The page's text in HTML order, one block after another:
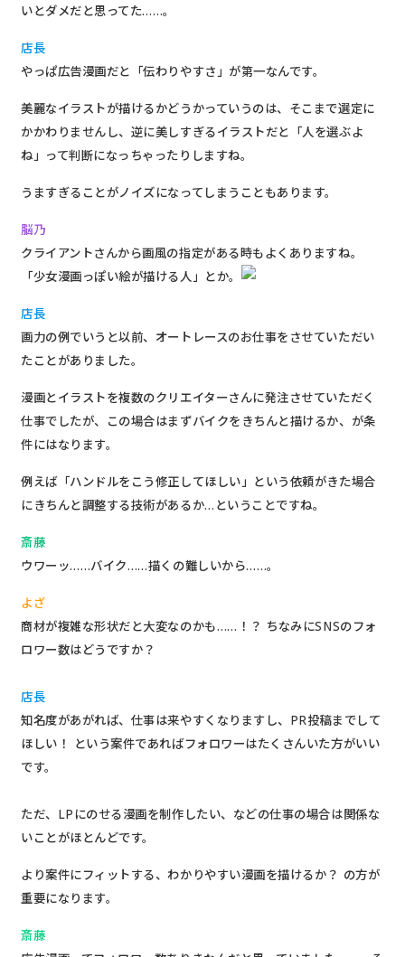
いとダメだと思ってた……。
店長
やっぱ広告漫画だと「伝わりやすさ」が第一なんです。
美麗なイラストが描けるかどうかっていうのは、そこまで選定に
かかわりませんし、逆に美しすぎるイラストだと「人を選ぶよ
ね」って判断になっちゃったりしますね。
うますぎることがノイズになってしまうこともあります。
脳乃
クライアントさんから画風の指定がある時もよくありますね。
「少女漫画っぽい絵が描ける人」とか。
店長
画力の例でいうと以前、オートレースのお仕事をさせていただい
たことがありました。
漫画とイラストを複数のクリエイターさんに発注させていただく
仕事でしたが、この場合はまずバイクをきちんと描けるか、が条
件にはなります。
例えば「ハンドルをこう修正してほしい」という依頼がきた場合
にきちんと調整する技術があるか…ということですね。
斎藤
ウワーッ……バイク……描くの難しいから……。
よざ
商材が複雑な形状だと大変なのかも……！？ ちなみにSNSのフォ
ロワー数はどうですか？
店長
知名度があがれば、仕事は来やすくなりますし、PR投稿までして
ほしい！ という案件であればフォロワーはたくさんいた方がいい
です。
ただ、LPにのせる漫画を制作したい、などの仕事の場合は関係な
いことがほとんどです。
より案件にフィットする、わかりやすい漫画を描けるか？ の方が
重要になります。
斎藤